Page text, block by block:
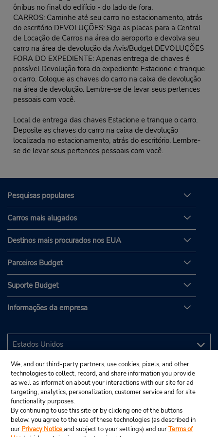
ônibus no final do edifício - do lado de fora.
CARROS: Caminhe até seu carro no estacionamento, atrás
do escritório DEVOLUÇÕES: Siga as placas para a Central
de Locação de Carros na área do aeroporto e devolva seu
carro na área de devolução da Avis/Budget DEVOLUÇÕES
FORA DO EXPEDIENTE: Apenas entrega de chaves é
possível Devolução fora do expediente Estacione e tranque
o carro. Coloque as chaves do carro na caixa de devolução
na área de devolução. Lembre-se de levar seus pertences
pessoais com você.
Local de entrega das chaves Estacione e tranque o carro.
Deposite as chaves do carro na caixa de devolução
localizada no estacionamento, atrás do escritório. Lembre-
se de levar seus pertences pessoais com você.
Pesquisas populares
Carros mais alugados
Destinos mais procurados nos EUA
Parceiros Budget
Suporte Budget
Informações da empresa
We, and our third-party partners, use cookies, pixels, and other
technologies to collect, record, and share information you provide
as well as information about your interactions with our site for ad
targeting, analytics, personalization, customer service and for site
functionality purposes.
By continuing to use this site or by clicking one of the buttons
below, you agree to the use of these technologies (as described in
our Privacy Noticeand subject to your settings) and ourTerms of